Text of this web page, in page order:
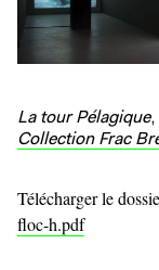
La tour Pélagique,
Collection Frac
Télécharger le
floc-h.pdf